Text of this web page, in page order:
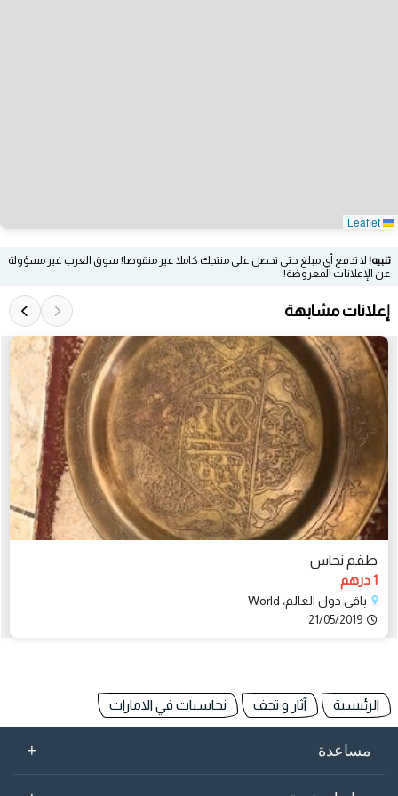
تنبيه! لا تدفع أي مبلغ حتى تحصل على منتجك كاملا غير منقوصا! سوق العرب غير مسؤولة
عن الإعلانات المعروضة!
إعلانات مشابهة
طقم نحاس
1 درهم
باقي دول العالم، World
21/05/2019
الرئيسية آثار و تحف نحاسيات في الامارات
مساعدة +